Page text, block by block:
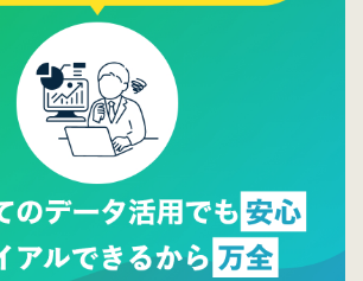
コンが機能拡充し、サイトリニューアル
ました。⇒
ウレコンFacebook
ページを開設しました。詳細は
。
レコンサイトリリースしました。